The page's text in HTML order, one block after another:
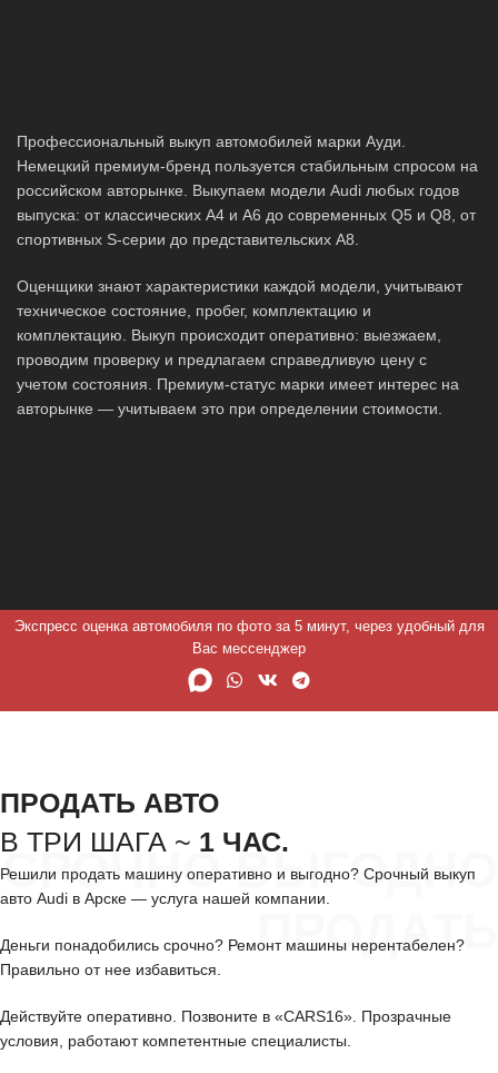
Профессиональный выкуп автомобилей марки Ауди.
Немецкий премиум-бренд пользуется стабильным спросом на
российском авторынке. Выкупаем модели Audi любых годов
выпуска: от классических A4 и A6 до современных Q5 и Q8, от
спортивных S-серии до представительских A8.
Оценщики знают характеристики каждой модели, учитывают
техническое состояние, пробег, комплектацию и
комплектацию. Выкуп происходит оперативно: выезжаем,
проводим проверку и предлагаем справедливую цену с
учетом состояния. Премиум-статус марки имеет интерес на
авторынке — учитываем это при определении стоимости.
Экспресс оценка автомобиля по фото за 5 минут, через удобный для
Вас мессенджер
СРОЧНО ВЫГОДНО
ПРОДАТЬ
ПРОДАТЬ АВТО
В ТРИ ШАГА ~ 1 ЧАС.
Решили продать машину оперативно и выгодно? Срочный выкуп
авто Audi в Арске — услуга нашей компании.
Деньги понадобились срочно? Ремонт машины нерентабелен?
Правильно от нее избавиться.
Действуйте оперативно. Позвоните в «CARS16». Прозрачные
условия, работают компетентные специалисты.